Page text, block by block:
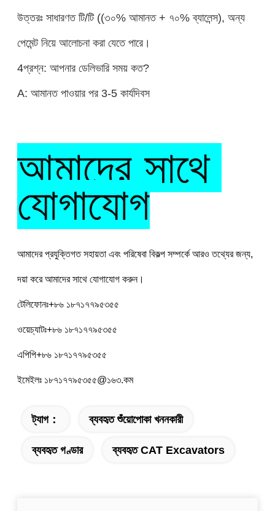
উত্তরঃ সাধারণত টি/টি ((৩০% আমানত + ৭০% ব্যালেন্স), অন্য
পেমেন্ট নিয়ে আলোচনা করা যেতে পারে।
4প্রশ্ন: আপনার ডেলিভারি সময় কত?
A: আমানত পাওয়ার পর 3-5 কার্যদিবস
আমাদের সাথে
যোগাযোগ
আমাদের প্রযুক্তিগত সহায়তা এবং পরিষেবা বিকল্প সম্পর্কে আরও তথ্যের জন্য,
দয়া করে আমাদের সাথে যোগাযোগ করুন।
টেলিফোনঃ+৮৬ ১৮৭১৭৭৯৫৩৫৫
ওয়েচ্যাটঃ+৮৬ ১৮৭১৭৭৯৫৩৫৫
এপিপি+৮৬ ১৮৭১৭৭৯৫৩৫৫
ইমেইলঃ ১৮৭১৭৭৯৫৩৫৫@১৬৩.কম
ট্যাগ： ব্যবহৃত শুঁয়োপোকা খননকারী
ব্যবহৃত গণ্ডার ব্যবহৃত CAT Excavators